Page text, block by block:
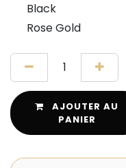
Black
Rose Gold
AJOUTER AU
PANIER